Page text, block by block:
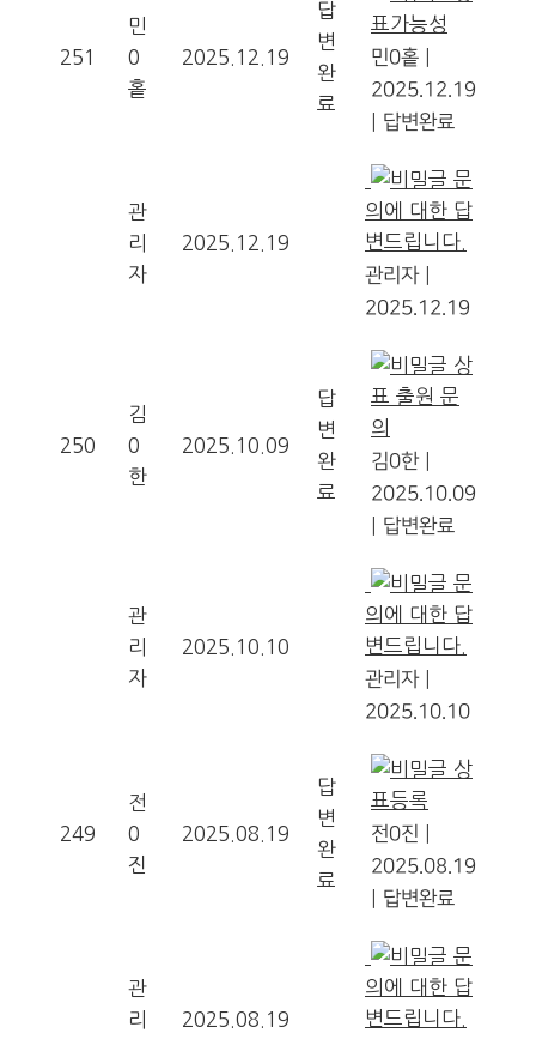
251
민
0
홑
2025.12.19
답
변
완
료
표가능성
민0홑
2025.12.19
답변완료
관
리
자
2025.12.19
문
의에 대한 답
변드립니다.
관리자
2025.12.19
250
김
0
한
2025.10.09
답
변
완
료
상
표 출원 문
의
김0한
2025.10.09
답변완료
관
리
자
2025.10.10
문
의에 대한 답
변드립니다.
관리자
2025.10.10
249
전
0
진
2025.08.19
답
변
완
료
상
표등록
전0진
2025.08.19
답변완료
관
리
2025.08.19
문
의에 대한 답
변드립니다.